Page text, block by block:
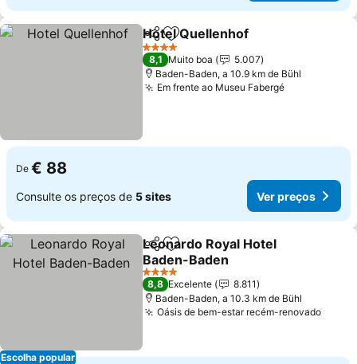
PartilharAdicionar aos favoritos
Hotel Quellenhof
4 Estrelas
8,1 Muito boa
5.007
Baden-Baden, a 10.9 km de Bühl
Em frente ao Museu Fabergé
De € 88
Consulte os preços de 5 sites Ver preços
Escolha popular
PartilharAdicionar aos favoritos
Leonardo Royal Hotel
Baden-Baden
4 Estrelas
8,8 Excelente
8.811
Baden-Baden, a 10.3 km de Bühl
Oásis de bem-estar recém-renovado